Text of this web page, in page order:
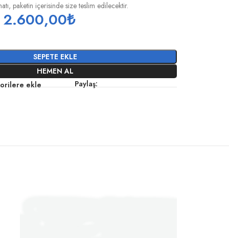
paketin içerisinde size teslim edilecektir.
2.600,00₺
SEPETE EKLE
HEMEN AL
ekle
Paylaş: